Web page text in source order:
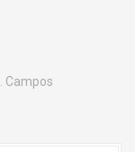
Campos